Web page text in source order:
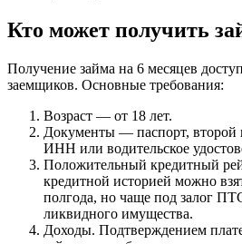
Кто может получить
Получение займа на 6 месяцев
заемщиков. Основные требования:
Возраст — от 18 лет.
Документы — паспорт,
ИНН или водительское
Положительный кредитный
кредитной историей можно
полгода, но чаще под залог
ликвидного имущества.
Доходы. Подтверждением